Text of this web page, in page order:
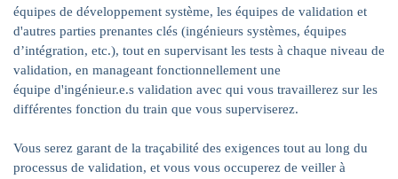
équipes de développement système, les équipes de validation et
d'autres parties prenantes clés (ingénieurs systèmes, équipes
d’intégration, etc.), tout en supervisant les tests à chaque niveau de
validation, en manageant fonctionnellement une
équipe d'ingénieur.e.s validation avec qui vous travaillerez sur les
différentes fonction du train que vous superviserez.
Vous serez garant de la traçabilité des exigences tout au long du
processus de validation, et vous vous occuperez de veiller à